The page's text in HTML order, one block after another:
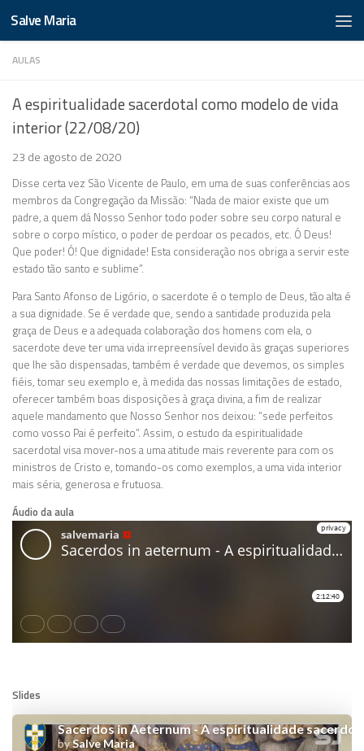
Salve Maria
AULAS
A espiritualidade sacerdotal como modelo de vida
interior (22/08/20)
23 de agosto de 2020
Disse certa vez São Vicente de Paulo, em uma de suas conferências aos
membros da Congregação da Missão: “Nada de maior existe que um
padre, a quem dá Nosso Senhor todo poder sobre seu corpo natural e
sobre o corpo místico, o poder de perdoar os pecados, etc. Ó Deus!
Que poder! Ó! Que dignidade! Esta consideração nos obriga a servir este
estado tão santo e sublime”.
Para Santo Afonso de Ligório, o sacerdote é o templo de Deus, tão alta é
a sua dignidade. Se é verdade que, sendo a santidade produzida pela
graça de Deus e a adequada colaboração dos homens com ela, o
sacerdote deve ter uma vida irrepreensível devido às graças superiores
que lhe são dispensadas, também é verdade que devemos, os simples
fiéis, tomar seu exemplo e, à medida das nossas limitações de estado,
oferecer também boas disposições à graça divina, a fim de realizar
aquele mandamento que Nosso Senhor nos deixou: “sede perfeitos
como vosso Pai é perfeito”. Assim, o estudo da espiritualidade
sacerdotal visa mover-nos a uma atitude mais reverente para com os
ministros de Cristo e, tomando-os como exemplos, a uma vida interior
mais séria, generosa e frutuosa.
Áudio da aula
Slides